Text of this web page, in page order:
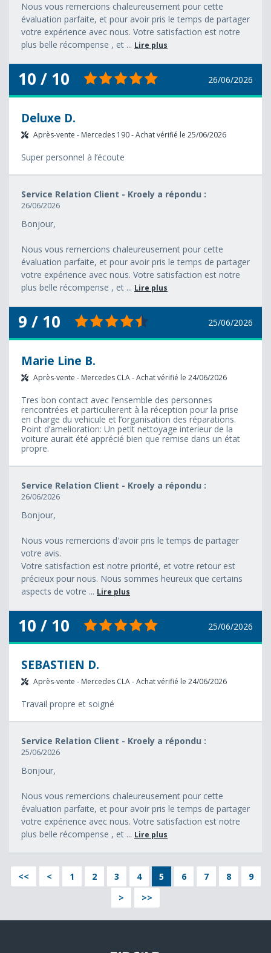
Nous vous remercions chaleureusement pour cette
évaluation parfaite, et pour avoir pris le temps de partager
votre expérience avec nous. Votre satisfaction est notre
plus belle récompense , et ... Lire plus
10 / 10 26/06/2026
Deluxe D.
Après-vente - Mercedes 190 - Achat vérifié le 25/06/2026
Super personnel à l’écoute
Service Relation Client - Kroely a répondu :
26/06/2026
Bonjour,
Nous vous remercions chaleureusement pour cette
évaluation parfaite, et pour avoir pris le temps de partager
votre expérience avec nous. Votre satisfaction est notre
plus belle récompense , et ... Lire plus
9 / 10 25/06/2026
Marie Line B.
Après-vente - Mercedes CLA - Achat vérifié le 24/06/2026
Tres bon contact avec l’ensemble des personnes
rencontrées et particulierent à la réception pour la prise
en charge du vehicule et l’organisation des réparations.
Point d’amelioration: Un petit nettoyage interieur de la
voiture aurait été apprécié bien que remise dans un état
propre.
Service Relation Client - Kroely a répondu :
26/06/2026
Bonjour,
Nous vous remercions d'avoir pris le temps de partager
votre avis.
Votre satisfaction est notre priorité, et votre retour est
précieux pour nous. Nous sommes heureux que certains
aspects de votre ... Lire plus
10 / 10 25/06/2026
SEBASTIEN D.
Après-vente - Mercedes CLA - Achat vérifié le 24/06/2026
Travail propre et soigné
Service Relation Client - Kroely a répondu :
25/06/2026
Bonjour,
Nous vous remercions chaleureusement pour cette
évaluation parfaite, et pour avoir pris le temps de partager
votre expérience avec nous. Votre satisfaction est notre
plus belle récompense , et ... Lire plus
<< < 1 2 3 4 5 6 7 8
9
>
>>